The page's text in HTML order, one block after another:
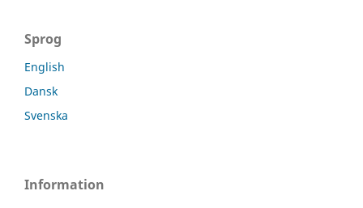
Sprog
English
Dansk
Svenska
Information